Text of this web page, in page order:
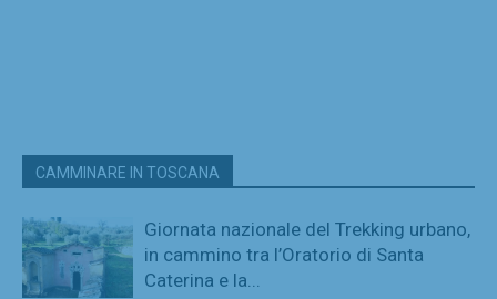
CAMMINARE IN TOSCANA
Giornata nazionale del Trekking urbano,
in cammino tra l’Oratorio di Santa
Caterina e la...